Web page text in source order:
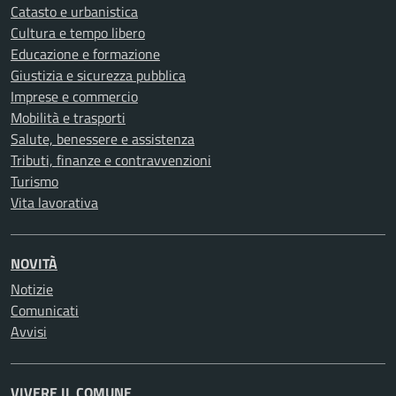
Catasto e urbanistica
Cultura e tempo libero
Educazione e formazione
Giustizia e sicurezza pubblica
Imprese e commercio
Mobilità e trasporti
Salute, benessere e assistenza
Tributi, finanze e contravvenzioni
Turismo
Vita lavorativa
NOVITÀ
Notizie
Comunicati
Avvisi